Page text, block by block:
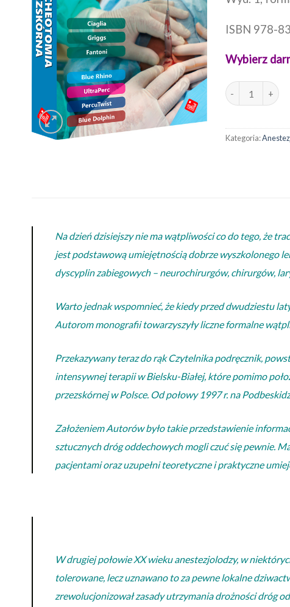
ISBN 978-
Wybierz
ilość
Kategoria:
Na dzień dzisiejszy nie ma wątpliwości co do tego, że
jest podstawową umiejętnością dobrze wyszkolonego
dyscyplin zabiegowych – neurochirurgów, chirurgów,
Warto jednak wspomnieć, że kiedy przed dwudziestu
Autorom monografii towarzyszyły liczne formalne
Przekazywany teraz do rąk Czytelnika podręcznik,
intensywnej terapii w Bielsku-Białej, które pomimo
przezskórnej w Polsce. Od połowy 1997 r. na
Założeniem Autorów było takie przedstawienie
sztucznych dróg oddechowych mogli czuć się pewnie.
pacjentami oraz uzupełni teoretyczne i praktyczne
W drugiej połowie XX wieku anestezjolodzy, w
tolerowane, lecz uznawano to za pewne lokalne
zrewolucjonizował zasady utrzymania drożności dróg